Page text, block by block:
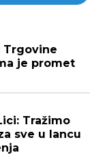
Trgovine
je promet
Tražimo
sve u lancu